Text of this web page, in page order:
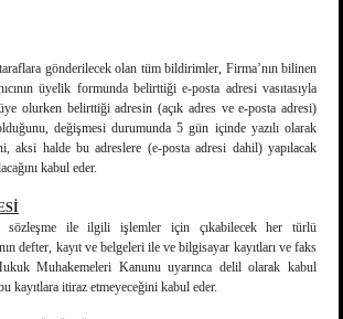
gönderilecek olan tüm bildirimler, Firma’nın bilinen
üyelik formunda belirttiği e-posta adresi vasıtasıyla
üye olurken belirttiği adresin (açık adres ve e-posta adresi)
değişmesi durumunda 5 gün içinde yazılı olarak
aksi halde bu adreslere (e-posta adresi dahil) yapılacak
kabul eder.
sözleşme ile ilgili işlemler için çıkabilecek her türlü
defter, kayıt ve belgeleri ile ve bilgisayar kayıtları ve faks
Muhakemeleri Kanunu uyarınca delil olarak kabul
kayıtlara itiraz etmeyeceğini kabul eder.